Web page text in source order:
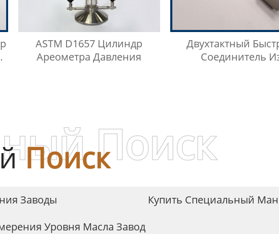
ASTM D1657 Цилиндр
Ареометра Давления
Двухтактный
Соединитель
ПоискПоиск
Заводы
Купить Специальный
Уровня Масла Завод